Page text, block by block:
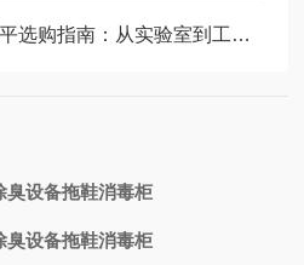
日本AND艾安得电子天平选购指南：从实验室到工业现场的专业之选
设备拖鞋消毒柜
设备拖鞋消毒柜